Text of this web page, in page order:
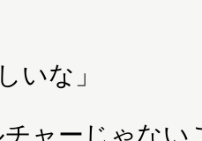
いな」
チャーじゃな